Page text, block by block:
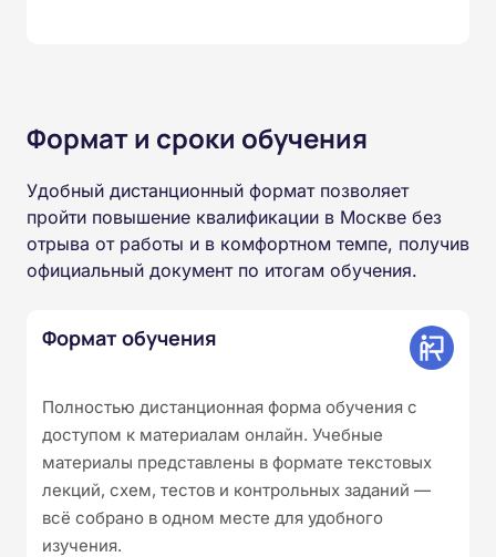
Формат и сроки обучения
Удобный дистанционный формат позволяет
пройти повышение квалификации в Москве без
отрыва от работы и в комфортном темпе, получив
официальный документ по итогам обучения.
Формат обучения
Полностью дистанционная форма обучения с
доступом к материалам онлайн. Учебные
материалы представлены в формате текстовых
лекций, схем, тестов и контрольных заданий —
всё собрано в одном месте для удобного
изучения.